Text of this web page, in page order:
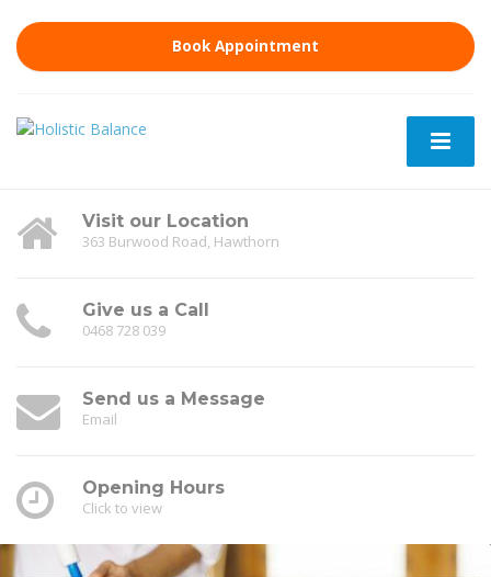
Book Appointment
Visit our Location
363 Burwood Road, Hawthorn
Give us a Call
0468 728 039
Send us a Message
Email
Opening Hours
Click to view